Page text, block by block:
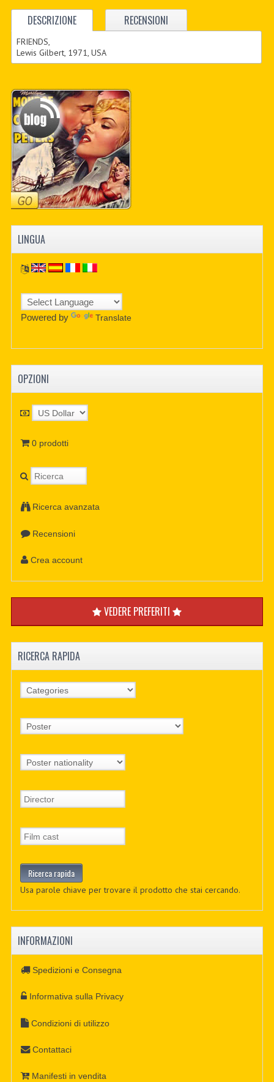
DESCRIZIONE RECENSIONI
FRIENDS,
Lewis Gilbert, 1971, USA
LINGUA
Powered by Translate
OPZIONI
0 prodotti
Ricerca avanzata
Recensioni
Crea account
VEDERE PREFERITI
RICERCA RAPIDA
Usa parole chiave per trovare il prodotto che stai cercando.
INFORMAZIONI
Spedizioni e Consegna
Informativa sulla Privacy
Condizioni di utilizzo
Contattaci
Manifesti in vendita